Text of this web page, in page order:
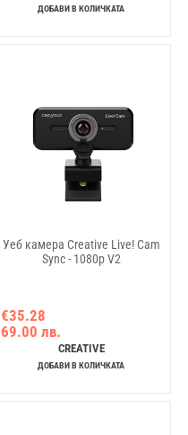
ДОБАВИ В КОЛИЧКАТА
Уеб камера Creative Live! Cam
Sync - 1080p V2
€35.28
69.00 лв.
CREATIVE
ДОБАВИ В КОЛИЧКАТА